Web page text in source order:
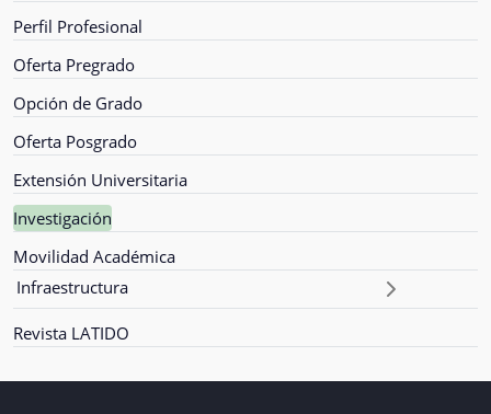
Perfil Profesional
Oferta Pregrado
Opción de Grado
Oferta Posgrado
Extensión Universitaria
Investigación
Movilidad Académica
Infraestructura
Revista LATIDO